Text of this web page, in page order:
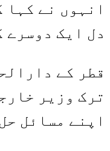
انہوں نے
دل ایک دوسرے
قطر کے
ترک وزیر
اپنے مسائل